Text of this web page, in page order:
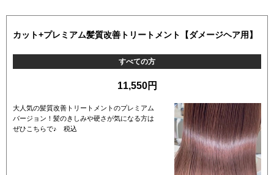
カット+プレミアム髪質改善トリートメント【ダメージヘア用】
すべての方
11,550円
大人気の髪質改善トリートメントのプレミアム
バージョン！髪のきしみや硬さが気になる方は
ぜひこちらで♪ 税込